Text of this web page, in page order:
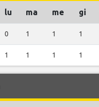
lu ma me gi
0 1 1 1
1 1 1 1